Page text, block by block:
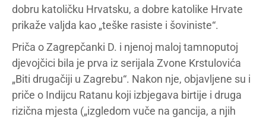
dobru katoličku Hrvatsku, a dobre katolike Hrvate
prikaže valjda kao „teške rasiste i šoviniste“.
Priča o Zagrepčanki D. i njenoj maloj tamnoputoj
djevojčici bila je prva iz serijala Zvone Krstulovića
„Biti drugačiji u Zagrebu“. Nakon nje, objavljene su i
priče o Indijcu Ratanu koji izbjegava birtije i druga
rizična mjesta („izgledom vuče na gancija, a njih